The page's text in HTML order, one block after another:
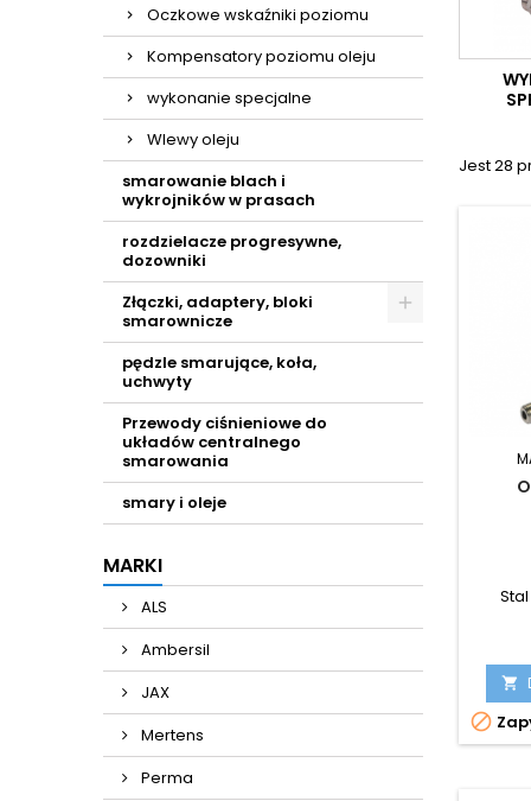
Oczkowe wskaźniki poziomu
Kompensatory poziomu oleju
wykonanie specjalne
Wlewy oleju
smarowanie blach i
wykrojników w prasach
rozdzielacze progresywne,
dozowniki
Złączki, adaptery, bloki
smarownicze
pędzle smarujące, koła,
uchwyty
Przewody ciśnieniowe do
układów centralnego
smarowania
smary i oleje
MARKI
ALS
Ambersil
JAX
Mertens
Perma
Jest 28

